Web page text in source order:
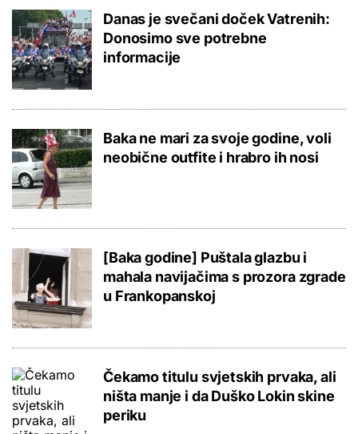
Danas je svečani doček Vatrenih:
Donosimo sve potrebne
informacije
Baka ne mari za svoje godine, voli
neobične outfite i hrabro ih nosi
[Baka godine] Puštala glazbu i
mahala navijačima s prozora zgrade
u Frankopanskoj
Čekamo titulu svjetskih prvaka, ali
ništa manje i da Duško Lokin skine
periku